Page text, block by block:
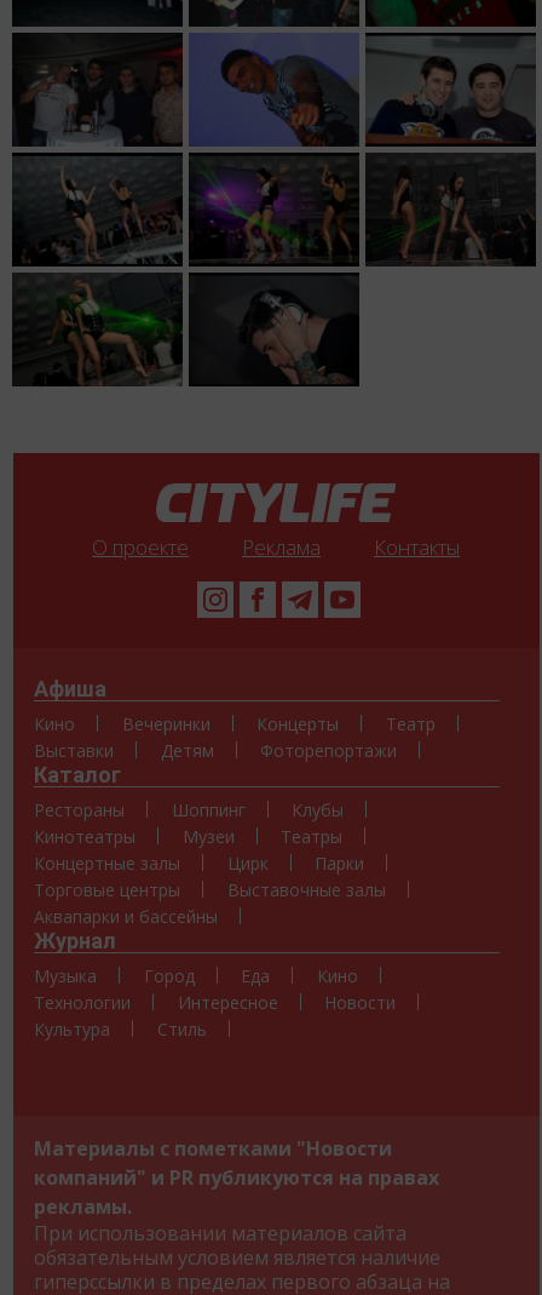
О проекте Реклама Контакты
Афиша
Кино Вечеринки Концерты
Театр
Выставки
Детям Фоторепортажи
Каталог
Рестораны Шоппинг
Клубы
Кинотеатры
Музеи
Театры
Концертные залы
Цирк
Парки
Торговые центры
Выставочные залы
Аквапарки и бассейны
Журнал
Музыка Город Еда
Кино
Технологии
Интересное
Новости
Культура
Стиль
Материалы с пометками "Новости
компаний" и PR публикуются на правах
рекламы.
При использовании материалов сайта
обязательным условием является наличие
гиперссылки в пределах первого абзаца на